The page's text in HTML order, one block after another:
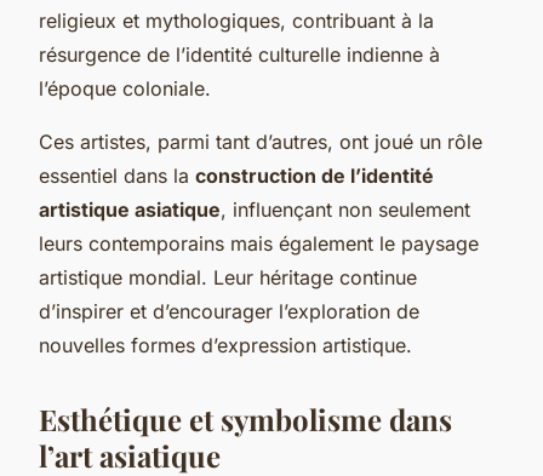
religieux et mythologiques, contribuant à la
résurgence de l’identité culturelle indienne à
l’époque coloniale.
Ces artistes, parmi tant d’autres, ont joué un rôle
essentiel dans la construction de l’identité
artistique asiatique, influençant non seulement
leurs contemporains mais également le paysage
artistique mondial. Leur héritage continue
d’inspirer et d’encourager l’exploration de
nouvelles formes d’expression artistique.
Esthétique et symbolisme dans
l’art asiatique